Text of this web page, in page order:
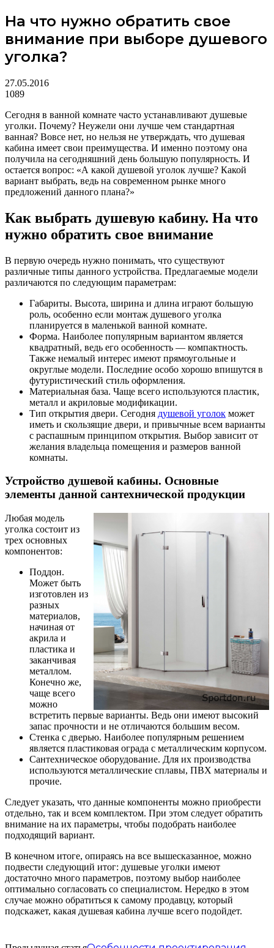
На что нужно обратить свое
внимание при выборе душевого
уголка?
27.05.2016
1089
Сегодня в ванной комнате часто устанавливают душевые
уголки. Почему? Неужели они лучше чем стандартная
ванная? Вовсе нет, но нельзя не утверждать, что душевая
кабина имеет свои преимущества. И именно поэтому она
получила на сегодняшний день большую популярность. И
остается вопрос: «А какой душевой уголок лучше? Какой
вариант выбрать, ведь на современном рынке много
предложений данного плана?»
Как выбрать душевую кабину. На что
нужно обратить свое внимание
В первую очередь нужно понимать, что существуют
различные типы данного устройства. Предлагаемые модели
различаются по следующим параметрам:
Габариты. Высота, ширина и длина играют большую
роль, особенно если монтаж душевого уголка
планируется в маленькой ванной комнате.
Форма. Наиболее популярным вариантом является
квадратный, ведь его особенность — компактность.
Также немалый интерес имеют прямоугольные и
округлые модели. Последние особо хорошо впишутся в
футуристический стиль оформления.
Материальная база. Чаще всего используются пластик,
металл и акриловые модификации.
Тип открытия двери. Сегодня душевой уголок может
иметь и скользящие двери, и привычные всем варианты
с распашным принципом открытия. Выбор зависит от
желания владельца помещения и размеров ванной
комнаты.
Устройство душевой кабины. Основные
элементы данной сантехнической продукции
Любая модель
уголка состоит из
трех основных
компонентов:
Поддон.
Может быть
изготовлен из
разных
материалов,
начиная от
акрила и
пластика и
заканчивая
металлом.
Конечно же,
чаще всего
можно
встретить первые варианты. Ведь они имеют высокий
запас прочности и не отличаются большим весом.
Стенка с дверью. Наиболее популярным решением
является пластиковая ограда с металлическим корпусом.
Сантехническое оборудование. Для их производства
используются металлические сплавы, ПВХ материалы и
прочие.
Следует указать, что данные компоненты можно приобрести
отдельно, так и всем комплектом. При этом следует обратить
внимание на их параметры, чтобы подобрать наиболее
подходящий вариант.
В конечном итоге, опираясь на все вышесказанное, можно
подвести следующий итог: душевые уголки имеют
достаточно много параметров, поэтому выбор наиболее
оптимально согласовать со специалистом. Нередко в этом
случае можно обратиться к самому продавцу, который
подскажет, какая душевая кабина лучше всего подойдет.